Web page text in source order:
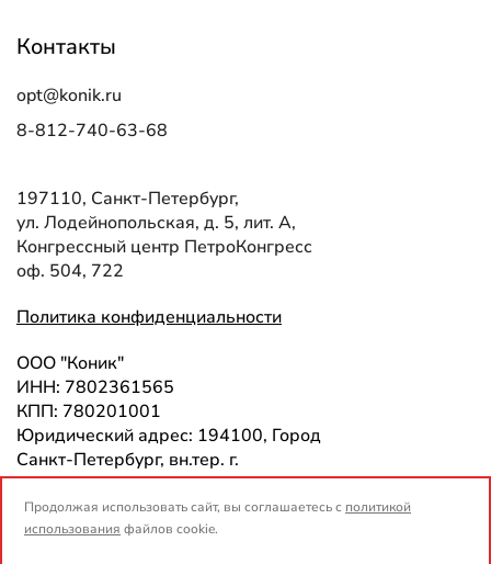
Контакты
opt@konik.ru
8-812-740-63-68
197110, Санкт-Петербург,
ул. Лодейнопольская, д. 5, лит. А,
Конгрессный центр ПетроКонгресс
оф. 504, 722
Политика конфиденциальности
ООО "Коник"
ИНН: 7802361565
КПП: 780201001
Юридический адрес: 194100, Город
Санкт-Петербург, вн.тер. г.
Муниципальный Округ
Сампсониевское, пр-кт Лесной, дом
63, литера А, помещение 1-Н225,
Продолжая использовать сайт, вы соглашаетесь с политикой
использования файлов cookie.